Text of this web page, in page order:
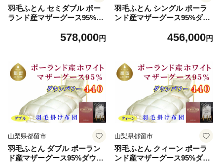
羽毛ふとん セミダブル ポー
ランド産マザーグース95%ダ
毛掛け布団 本掛け 羽毛布
用 羽毛布団 羽毛掛け布団 本
掛け布団 本掛け羽毛布団 綿1
00％ck458
578,000円
羽毛ふとん シングル ポーラ
ンド産マザーグース95%ダウ
掛け布団 本掛け 羽毛布団 国
毛布団 羽毛掛け布団 本掛け
布団 本掛け羽毛布団 綿100％
FUTON futon ck457
456,000円
山梨県都留市
羽毛ふとん ダブル ポーラン
ド産マザーグース95%ダウン
山梨県都留市
羽毛ふとん クィーン ポーラ
ンド産マザーグース95%ダウ